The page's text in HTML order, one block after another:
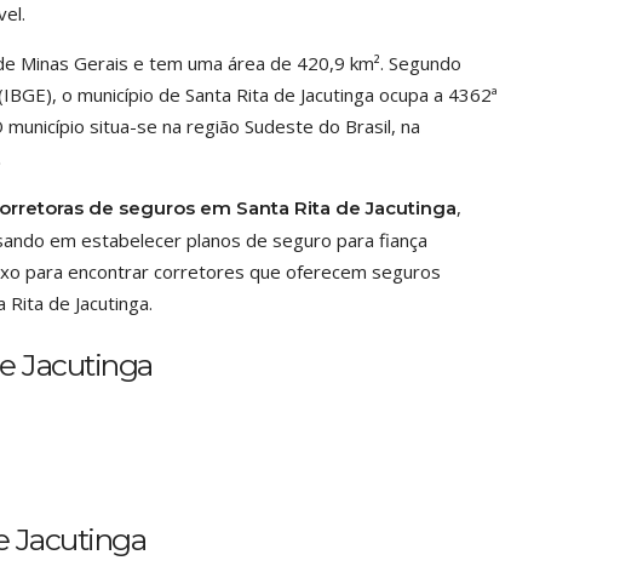
Minas Gerais e tem uma área de 420,9 km². Segundo
o município de Santa Rita de Jacutinga ocupa a 4362ª
situa-se na região Sudeste do Brasil, na
de seguros em Santa Rita de Jacutinga,
em estabelecer planos de seguro para fiança
para encontrar corretores que oferecem seguros
de Jacutinga.
Jacutinga
Jacutinga